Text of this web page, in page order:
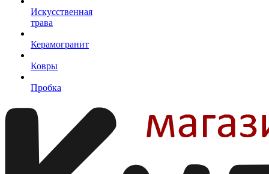
Искусственная
трава
Керамогранит
Ковры
Пробка